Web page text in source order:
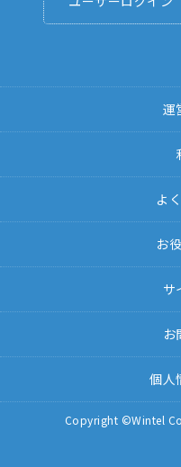
運
よ
お
サ
お
個人
Copyright ©Wintel